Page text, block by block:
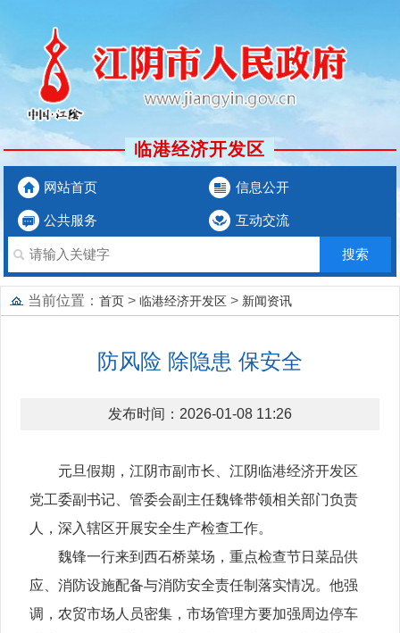
临港经济开发区
网站首页 信息公开
公共服务 互动交流
当前位置： 首页 > 临港经济开发区 > 新闻资讯
防风险 除隐患 保安全
发布时间：2026-01-08 11:26
元旦假期，江阴市副市长、江阴临港经济开发区
党工委副书记、管委会副主任魏锋带领相关部门负责
人，深入辖区开展安全生产检查工作。
魏锋一行来到西石桥菜场，重点检查节日菜品供
应、消防设施配备与消防安全责任制落实情况。他强
调，农贸市场人员密集，市场管理方要加强周边停车